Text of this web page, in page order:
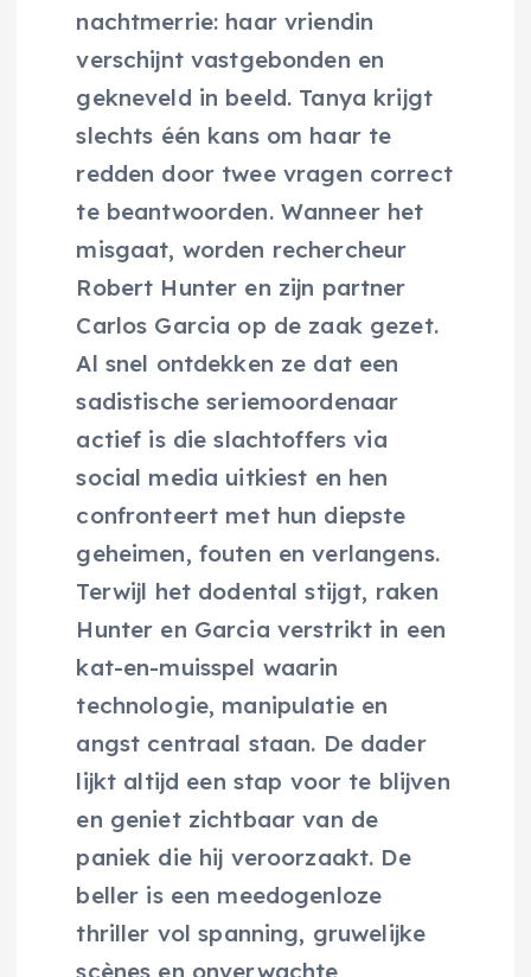
nachtmerrie: haar vriendin
verschijnt vastgebonden en
gekneveld in beeld. Tanya krijgt
slechts één kans om haar te
redden door twee vragen correct
te beantwoorden. Wanneer het
misgaat, worden rechercheur
Robert Hunter en zijn partner
Carlos Garcia op de zaak gezet.
Al snel ontdekken ze dat een
sadistische seriemoordenaar
actief is die slachtoffers via
social media uitkiest en hen
confronteert met hun diepste
geheimen, fouten en verlangens.
Terwijl het dodental stijgt, raken
Hunter en Garcia verstrikt in een
kat-en-muisspel waarin
technologie, manipulatie en
angst centraal staan. De dader
lijkt altijd een stap voor te blijven
en geniet zichtbaar van de
paniek die hij veroorzaakt. De
beller is een meedogenloze
thriller vol spanning, gruwelijke
scènes en onverwachte